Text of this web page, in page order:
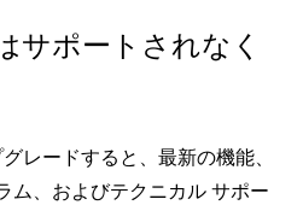
サポートされなく
レードすると、最新の機能、
ム、およびテクニカル サポー